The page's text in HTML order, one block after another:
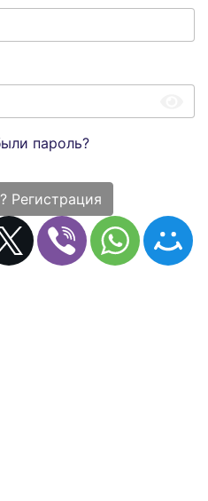
пароль?
Регистрация